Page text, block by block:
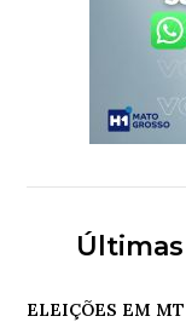
ELEIÇÕES EM MT